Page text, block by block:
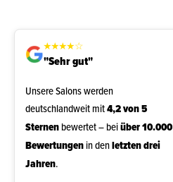
★★★★☆
"Sehr gut"
Unsere Salons werden
deutschlandweit mit4,2 von 5
Sternenbewertet – beiüber 10.000
Bewertungenin denletzten drei
Jahren.